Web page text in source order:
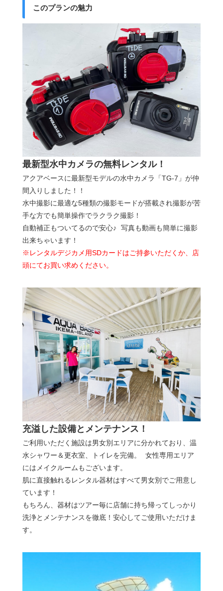
間3時間で2～3スポット
要時間4.5時間で3～4スポット
安全管理上の観点から、ライフジャケットを外
してシュノーケリングにご参加いただくことは
できません。全てのお客様にライフジャケット
を着用いただいております。
このプランの魅力
最新型水中カメラの無料レンタル！
アクアベースに最新型モデルの水中カメラ「TG-7」が仲
間入りしました！！
水中撮影に最適な5種類の撮影モードが搭載され撮影が苦
手な方でも簡単操作でラクラク撮影！
自動補正もついてるので安心♪ 写真も動画も簡単に撮影
出来ちゃいます！
※レンタルデジカメ用SDカードはご持参いただくか、店
頭にてお買い求めください。
充溢した設備とメンテナンス！
ご利用いただく施設は男女別エリアに分かれており、温
水シャワー＆更衣室、トイレを完備。 女性専用エリア
にはメイクルームもございます。
肌に直接触れるレンタル器材はすべて男女別でご用意し
ています！
もちろん、器材はツアー毎に店舗に持ち帰ってしっかり
洗浄とメンテナンスを徹底！安心してご使用いただけま
す。